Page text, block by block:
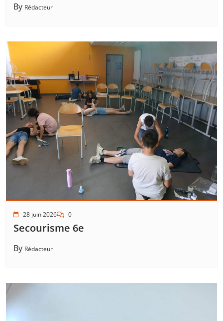
By Rédacteur
28 juin 2026 0
Secourisme 6e
By Rédacteur